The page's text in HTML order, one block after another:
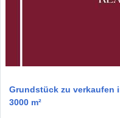
Grundstück zu verkaufen
3000 m²